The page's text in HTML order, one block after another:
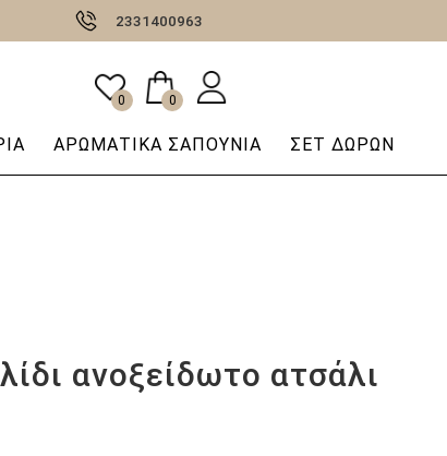
2331400963
0 0
AΡΩΜΑΤΙΚΆ ΣΑΠΟΎΝΙΑ ΣΕΤ ΔΩΡΩΝ
ανοξείδωτο ατσάλι